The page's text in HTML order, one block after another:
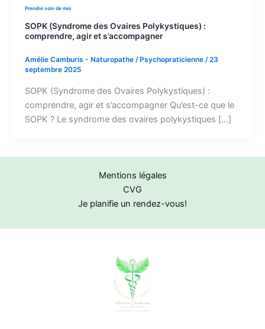
Prendre soin de moi
SOPK (Syndrome des Ovaires Polykystiques) :
comprendre, agir et s’accompagner
Amélie Camburis - Naturopathe / Psychopraticienne /23
septembre 2025
SOPK (Syndrome des Ovaires Polykystiques) :
comprendre, agir et s’accompagner Qu’est-ce que le
SOPK ? Le syndrome des ovaires polykystiques […]
Mentions légales
CVG
Je planifie un rendez-vous!